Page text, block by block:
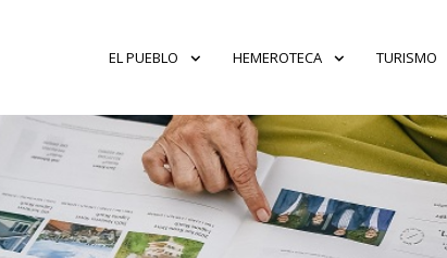
EL PUEBLO HEMEROTECA TURISMO